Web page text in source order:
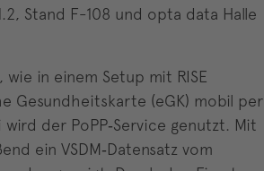
Stand F-108 und opta data Halle
in einem Setup mit RISE
Gesundheitskarte (eGK) mobil per
wird der PoPP‑Service genutzt. Mit
ein VSDM‑Datensatz vom